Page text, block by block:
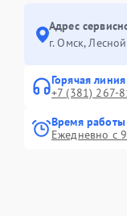
Адрес
г. Омск,
Горячая линия
+7 (381) 267-
Время работы
Ежедневно с